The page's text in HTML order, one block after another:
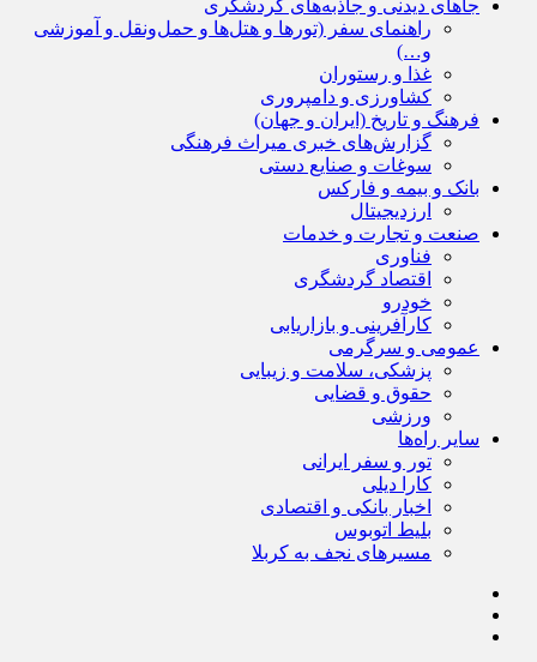
جاهای دیدنی و جاذبه‌های گردشگری
راهنمای سفر (تورها و هتل‌ها و حمل‌و‌نقل و آموزشی
و…)
غذا و رستوران
کشاورزی و دامپروری
فرهنگ و تاریخ (ایران و جهان)
گزارش‌های خبری میراث فرهنگی
سوغات و صنایع دستی
بانک و بیمه و فارکس
ارزدیجیتال
صنعت و تجارت و خدمات
فناوری
اقتصاد گردشگری
خودرو
کارآفرینی و بازاریابی
عمومی و سرگرمی
پزشکی، سلامت و زیبایی
حقوق و قضایی
ورزشی
سایر راه‌ها
تور و سفر ایرانی
کارا دیلی
اخبار بانکی و اقتصادی
بلیط اتوبوس
مسیرهای نجف به کربلا